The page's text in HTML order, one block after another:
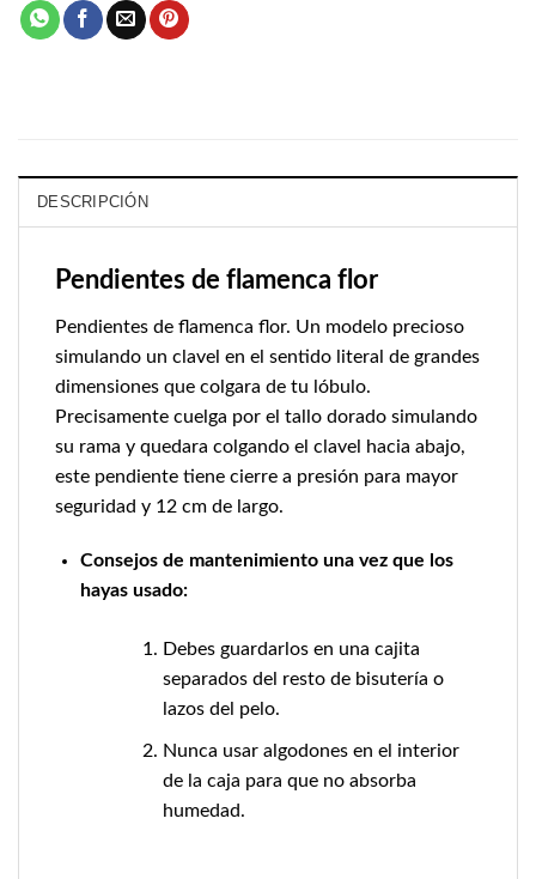
DESCRIPCIÓN
Pendientes de flamenca flor
Pendientes de flamenca flor. Un modelo precioso
simulando un clavel en el sentido literal de grandes
dimensiones que colgara de tu lóbulo.
Precisamente cuelga por el tallo dorado simulando
su rama y quedara colgando el clavel hacia abajo,
este pendiente tiene cierre a presión para mayor
seguridad y 12 cm de largo.
Consejos de mantenimiento una vez que los
hayas usado:
Debes guardarlos en una cajita
separados del resto de bisutería o
lazos del pelo.
Nunca usar algodones en el interior
de la caja para que no absorba
humedad.